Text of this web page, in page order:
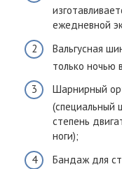
ежедневной
Вальгусная
только ночью
Шарнирный
(специальный
степень
ноги);
Бандаж для